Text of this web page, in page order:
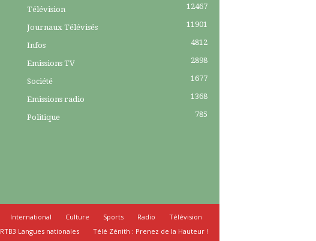
Télévision 12467
Journaux Télévisés 11901
Infos 4812
Emissions TV 2898
Société 1677
Emissions radio 1368
Politique 785
International Culture Sports Radio
Télévision
RTB3 Langues nationales Télé Zénith : Prenez de la Hauteur !